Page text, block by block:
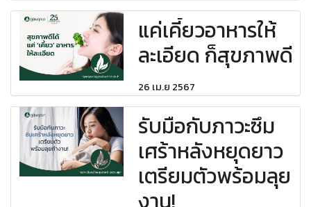
แค่เคี้ยวอาหารให้
ละเอียด ก็สุขภาพดี
26 เม.ย 2567
รับมือกับภาวะซึม
เศร้าหลังหยุดยาว
เตรียมตัวพร้อมลุย